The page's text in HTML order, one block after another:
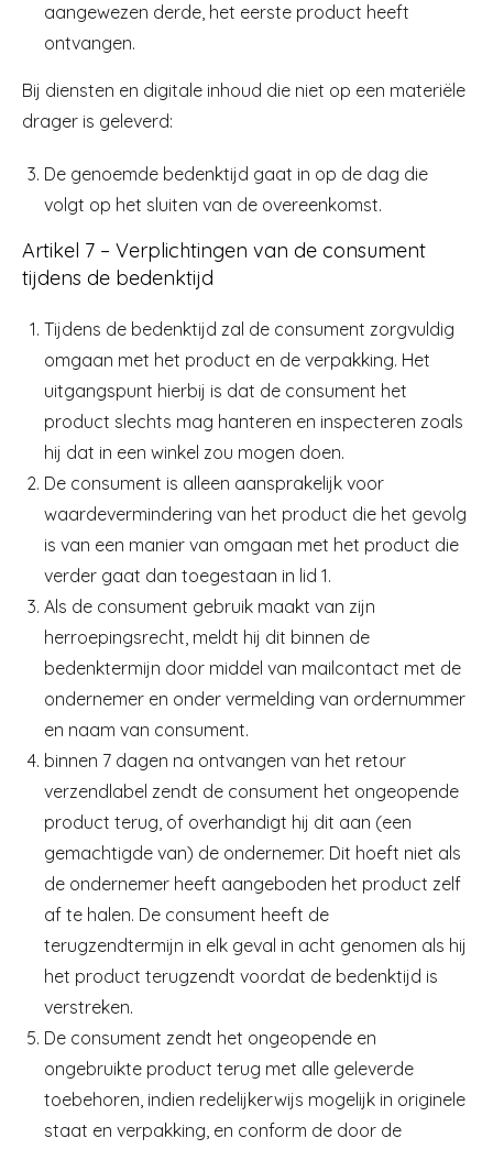
aangewezen derde, het eerste product heeft
ontvangen.
Bij diensten en digitale inhoud die niet op een materiële
drager is geleverd:
De genoemde bedenktijd gaat in op de dag die
volgt op het sluiten van de overeenkomst.
Artikel 7 – Verplichtingen van de consument
tijdens de bedenktijd
Tijdens de bedenktijd zal de consument zorgvuldig
omgaan met het product en de verpakking. Het
uitgangspunt hierbij is dat de consument het
product slechts mag hanteren en inspecteren zoals
hij dat in een winkel zou mogen doen.
De consument is alleen aansprakelijk voor
waardevermindering van het product die het gevolg
is van een manier van omgaan met het product die
verder gaat dan toegestaan in lid 1.
Als de consument gebruik maakt van zijn
herroepingsrecht, meldt hij dit binnen de
bedenktermijn door middel van mailcontact met de
ondernemer en onder vermelding van ordernummer
en naam van consument.
binnen 7 dagen na ontvangen van het retour
verzendlabel zendt de consument het ongeopende
product terug, of overhandigt hij dit aan (een
gemachtigde van) de ondernemer. Dit hoeft niet als
de ondernemer heeft aangeboden het product zelf
af te halen. De consument heeft de
terugzendtermijn in elk geval in acht genomen als hij
het product terugzendt voordat de bedenktijd is
verstreken.
De consument zendt het ongeopende en
ongebruikte product terug met alle geleverde
toebehoren, indien redelijkerwijs mogelijk in originele
staat en verpakking, en conform de door de